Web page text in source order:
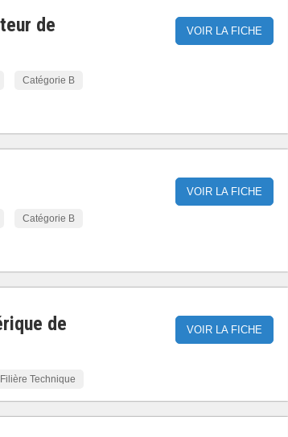
de
Catégorie B
VOIR LA FICHE
Catégorie B
VOIR LA FICHE
de
Filière Technique
VOIR LA FICHE